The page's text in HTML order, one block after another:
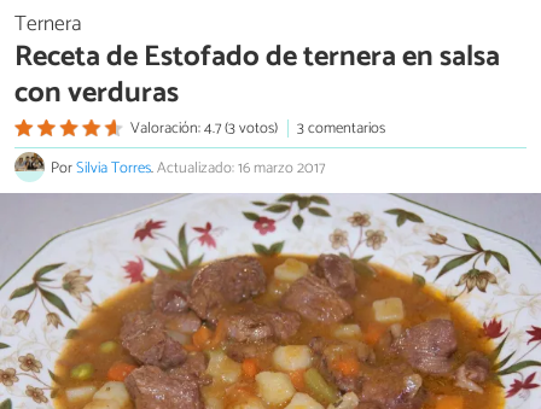
Ternera
Receta de Estofado de ternera en salsa
con verduras
Valoración: 4.7 (3 votos)
3 comentarios
PorSilvia Torres.Actualizado: 16 marzo 2017